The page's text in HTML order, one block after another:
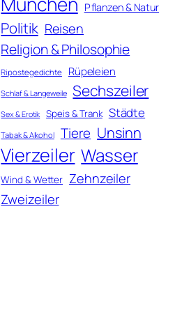
Pflanzen & Natur
Politik Reisen
Religion & Philosophie
Ripostegedichte Rüpeleien
Schlaf & Langeweile Sechszeiler
Sex & Erotik Speis & Trank Städte
Tabak & Alkohol Tiere Unsinn
Vierzeiler Wasser
Wind & Wetter Zehnzeiler
Zweizeiler